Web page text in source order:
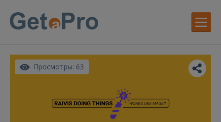
Просмотры: 63